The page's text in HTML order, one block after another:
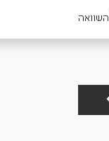
השוואה